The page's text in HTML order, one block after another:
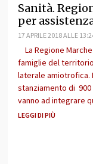
Sanità.
per
17 APRILE 2018 ALLE
La Regione
famiglie del
laterale amiotrofica.
stanziamento di 900
vanno ad integrare
LEGGI DI PIÙ